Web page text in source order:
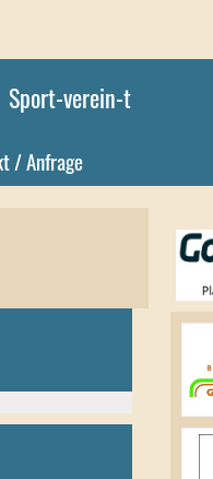
Sport-verein-t
/ Anfrage